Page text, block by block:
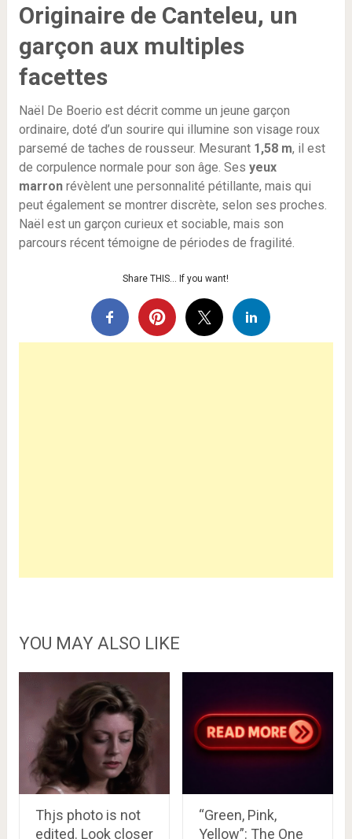
Originaire de Canteleu, un
garçon aux multiples
facettes
Naël De Boerio est décrit comme un jeune garçon
ordinaire, doté d’un sourire qui illumine son visage roux
parsemé de taches de rousseur. Mesurant 1,58 m, il est
de corpulence normale pour son âge. Ses yeux
marronrévèlent une personnalité pétillante, mais qui
peut également se montrer discrète, selon ses proches.
Naël est un garçon curieux et sociable, mais son
parcours récent témoigne de périodes de fragilité.
Share THIS… If you want!
YOU MAY ALSO LIKE
Thjs photo is not
edited. Look closer
“Green, Pink,
Yellow”: The One